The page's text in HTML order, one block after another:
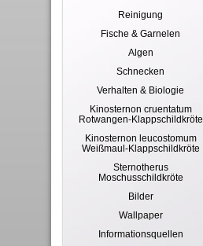
Reinigung
Fische & Garnelen
Algen
Schnecken
Verhalten & Biologie
Kinosternon cruentatum
Rotwangen-Klappschildkröte
Kinosternon leucostomum
Weißmaul-Klappschildkröte
Sternotherus
Moschusschildkröte
Bilder
Wallpaper
Informationsquellen